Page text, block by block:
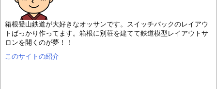
箱根登山鉄道が大好きなオッサンです。スイッチバックのレイアウ
トばっかり作ってます。箱根に別荘を建てて鉄道模型レイアウトサ
ロンを開くのが夢！！
このサイトの紹介